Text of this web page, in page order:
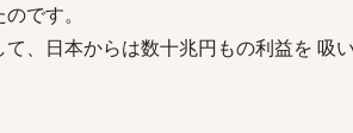
です。
、日本からは数十兆円もの利益を 吸